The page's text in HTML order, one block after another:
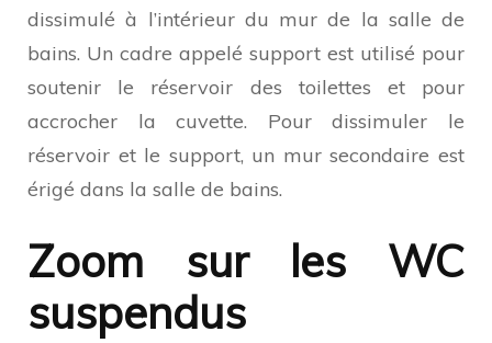
dissimulé à l’intérieur du mur de la salle de
bains. Un cadre appelé support est utilisé pour
soutenir le réservoir des toilettes et pour
accrocher la cuvette. Pour dissimuler le
réservoir et le support, un mur secondaire est
érigé dans la salle de bains.
Zoom sur les WC
suspendus